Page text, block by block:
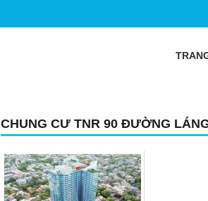
CHUNG CƯ TNR 90 ĐƯỜNG